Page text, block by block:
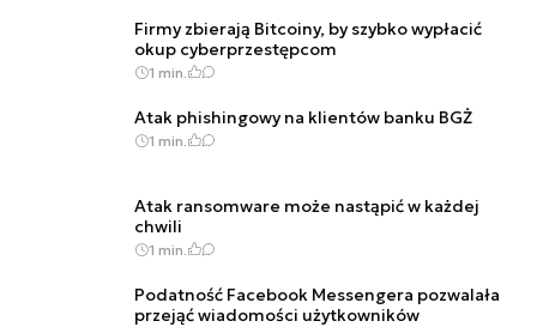
Firmy zbierają Bitcoiny, by szybko wypłacić
okup cyberprzestępcom
1 min.
Atak phishingowy na klientów banku BGŻ
1 min.
Atak ransomware może nastąpić w każdej
chwili
1 min.
Podatność Facebook Messengera pozwalała
przejąć wiadomości użytkowników